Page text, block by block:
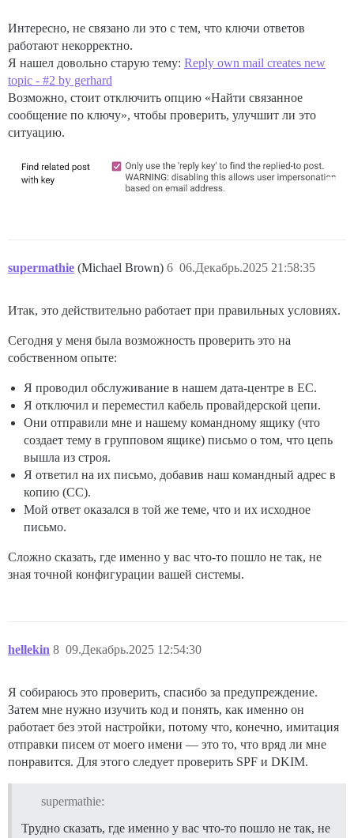
Интересно, не связано ли это с тем, что ключи ответов
работают некорректно.
Я нашел довольно старую тему: Reply own mail creates new
topic - #2 by gerhard
Возможно, стоит отключить опцию «Найти связанное
сообщение по ключу», чтобы проверить, улучшит ли это
ситуацию.
supermathie (Michael Brown) 06.Декабрь.2025 21:58:35
6
Итак, это действительно работает при правильных условиях.
Сегодня у меня была возможность проверить это на
собственном опыте:
Я проводил обслуживание в нашем дата-центре в ЕС.
Я отключил и переместил кабель провайдерской цепи.
Они отправили мне и нашему командному ящику (что
создает тему в групповом ящике) письмо о том, что цепь
вышла из строя.
Я ответил на их письмо, добавив наш командный адрес в
копию (CC).
Мой ответ оказался в той же теме, что и их исходное
письмо.
Сложно сказать, где именно у вас что-то пошло не так, не
зная точной конфигурации вашей системы.
hellekin 09.Декабрь.2025 12:54:30
8
Я собираюсь это проверить, спасибо за предупреждение.
Затем мне нужно изучить код и понять, как именно он
работает без этой настройки, потому что, конечно, имитация
отправки писем от моего имени — это то, что вряд ли мне
понравится. Для этого следует проверить SPF и DKIM.
supermathie:
Трудно сказать, где именно у вас что-то пошло не так, не